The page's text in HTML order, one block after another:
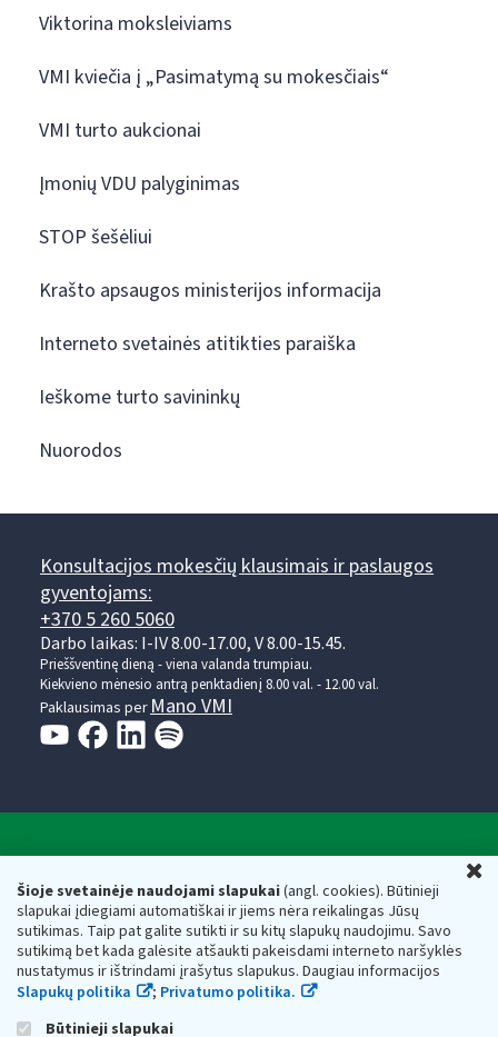
Šioje svetainėje naudojami slapukai(angl. cookies). Būtinieji
slapukai įdiegiami automatiškai ir jiems nėra reikalingas Jūsų
sutikimas. Taip pat galite sutikti ir su kitų slapukų naudojimu. Savo
sutikimą bet kada galėsite atšaukti pakeisdami interneto naršyklės
nustatymus ir ištrindami įrašytus slapukus. Daugiau informacijos
Slapukų politika
; Privatumo politika.
Būtinieji slapukai
Viktorina moksleiviams
VMI kviečia į „Pasimatymą su mokesčiais“
VMI turto aukcionai
Įmonių VDU palyginimas
STOP šešėliui
Krašto apsaugos ministerijos informacija
Interneto svetainės atitikties paraiška
Ieškome turto savininkų
Nuorodos
Konsultacijos mokesčių klausimais ir paslaugos
gyventojams:
+370 5 260 5060
Darbo laikas: I-IV 8.00-17.00, V 8.00-15.45.
Prieššventinę dieną - viena valanda trumpiau.
Kiekvieno mėnesio antrą penktadienį 8.00 val. - 12.00 val.
Paklausimas per Mano VMI
Respublikos finansų ministerijos
Biudžetinė įstaiga. Juridinio asmens kodas — 188659752,
adresas: Vasario 16-osios g. 14, 01107 Vilnius, Lietuva, el.paštas:
vmi@vmi.lt, E. pristatymo dėžutės adresas 188659752
Duomenys apie Valstybinę mokesčių inspekciją prie Lietuvos
Respublikos finansų ministerijos kaupiami ir saugomi Juridinių